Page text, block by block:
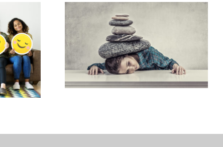
AMIES
VALEURS ECRASEES, ANTI
VALEURS ET VALEURS VECUES